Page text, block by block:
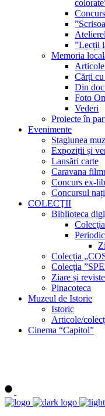
”Lecții
Memoria
Articole
Cărți
Din
Foto
Vederi
Proiecte în
Evenimente
Stagiunea
Expoziții și
Lansări carte
Caravana
Concurs ex-
Concursul
COLECŢII
Biblioteca
Colecția
Colecția
Ziare și reviste
Pinacoteca
Muzeul de Istorie
Istoric
Articole/
Cinema “Capitol”